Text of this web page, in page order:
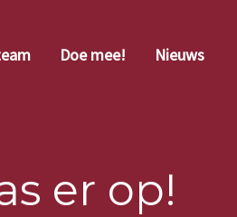
Doe mee! Nieuws
er op!